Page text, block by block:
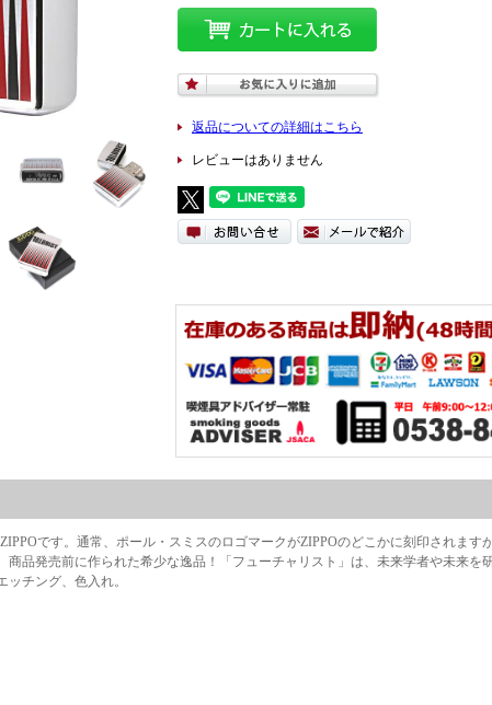
返品についての詳細はこちら
レビューはありません
です。通常、ポール・スミスのロゴマークがZIPPOのどこかに刻印されます
商品発売前に作られた希少な逸品！「フューチャリスト」は、未来学者や未来を
チング、色入れ。